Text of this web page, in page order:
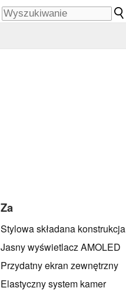
Za
Stylowa składana konstrukcja
Jasny wyświetlacz AMOLED
Przydatny ekran zewnętrzny
Elastyczny system kamer